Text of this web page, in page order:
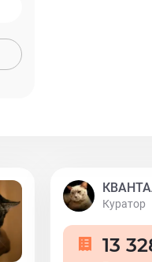
Куратор
13